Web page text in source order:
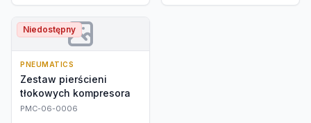
Niedostępny
PNEUMATICS
Zestaw pierścieni
tłokowych kompresora
PMC-06-0006